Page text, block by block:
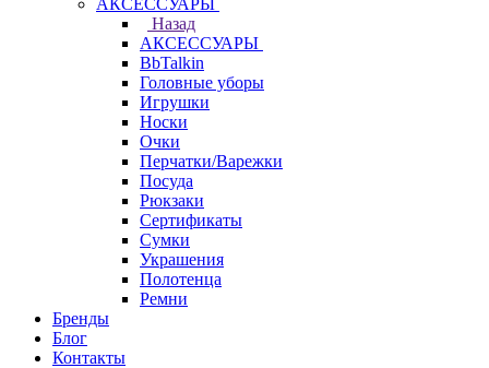
АКСЕССУАРЫ
Назад
АКСЕССУАРЫ
BbTalkin
Головные уборы
Игрушки
Носки
Очки
Перчатки/Варежки
Посуда
Рюкзаки
Сертификаты
Сумки
Украшения
Полотенца
Ремни
Бренды
Блог
Контакты